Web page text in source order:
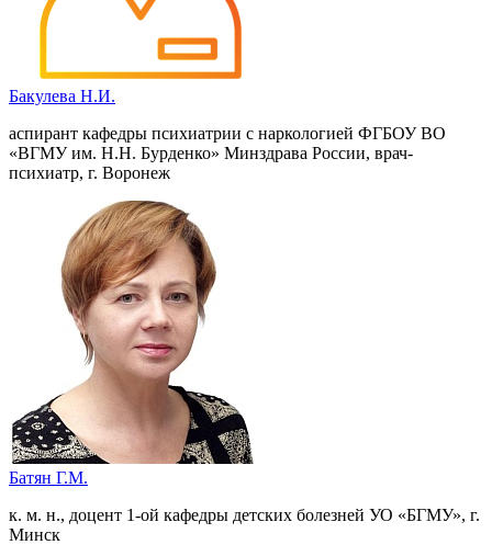
Бакулева Н.И.
аспирант кафедры психиатрии с наркологией ФГБОУ ВО
«ВГМУ им. Н.Н. Бурденко» Минздрава России, врач-
психиатр, г. Воронеж
Батян Г.М.
к. м. н., доцент 1-ой кафедры детских болезней УО «БГМУ», г.
Минск